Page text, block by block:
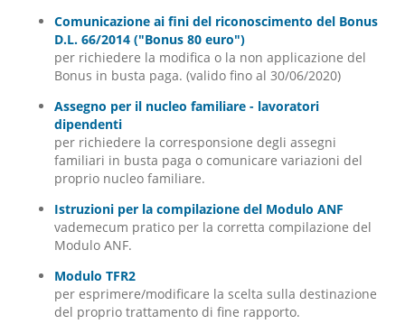
Comunicazione ai fini del riconoscimento del Bonus
D.L. 66/2014 ("Bonus 80 euro")
per richiedere la modifica o la non applicazione del
Bonus in busta paga. (valido fino al 30/06/2020)
Assegno per il nucleo familiare - lavoratori
dipendenti
per richiedere la corresponsione degli assegni
familiari in busta paga o comunicare variazioni del
proprio nucleo familiare.
Istruzioni per la compilazione del Modulo ANF
vademecum pratico per la corretta compilazione del
Modulo ANF.
Modulo TFR2
per esprimere/modificare la scelta sulla destinazione
del proprio trattamento di fine rapporto.